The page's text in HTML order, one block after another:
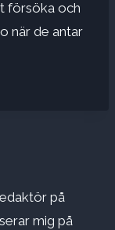
försöka och
när de antar
på
mig på